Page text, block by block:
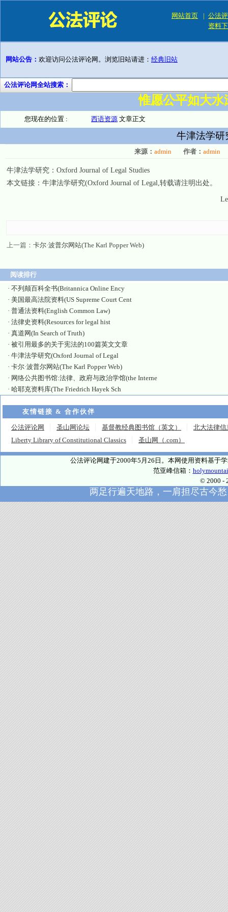
网站首页 | 公法
资料
网站公告： 欢迎访问公法评论网。浏览旧站请进： 经典旧站
公法评论网全站搜索：
惟愿公平如大
您现在的位置 : 西语资源 文章正文
牛津法学研
来源： admin 作者： admin
牛津法学研究：Oxford Journal of Legal Studies
本文链接： 牛津法学研究(Oxford Journal of Legal,转载请注明出处。
上一篇： 卡尔·波普尔网站(The Karl Popper Web)
阅读排行
· 不列颠百科全书(Britannica Online Ency
· 美国最高法院资料(US Supreme Court Cent
· 普通法资料(English Common Law)
· 法律史资料(Resources for legal hist
· 真道网(In Search of Truth)
· 被引用最多的关于宪法的100篇英文文章
· 牛津法学研究(Oxford Journal of Legal
· 卡尔·波普尔网站(The Karl Popper Web)
· 网络公共图书馆:法律、政府与政治学馆(the Interne
· 哈耶克资料库(The Friedrich Hayek Sch
友情链接 & 合作伙伴
公法评论网 圣山网论坛 基督教经典图书馆（英文）
北大法律信
Liberty Library of Constitutional Classics
圣山网（.com）
公法评论网建于2000年5月26日。本网使用资料基于
范亚峰信箱：
© 2000 -
两足行遍天地路，一肩担尽古今